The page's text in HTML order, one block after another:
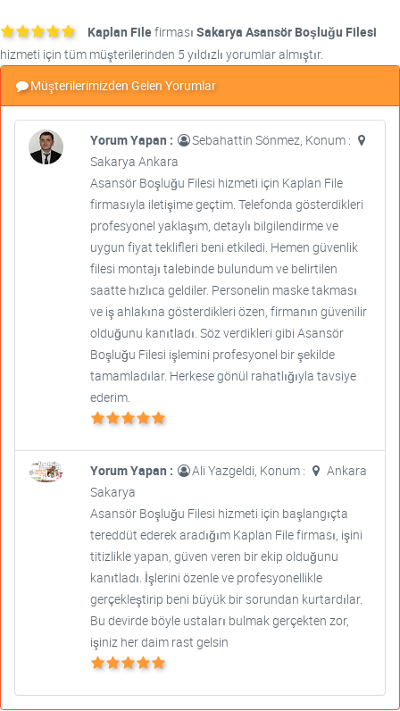
Kaplan Filefirması Sakarya Asansör Boşluğu Filesi
hizmeti için tüm müşterilerinden 5 yıldızlı yorumlar almıştır.
Müşterilerimizden Gelen Yorumlar
Yorum Yapan :
Sebahattin Sönmez, Konum :
Sakarya Ankara
Asansör Boşluğu Filesi hizmeti için Kaplan File
firmasıyla iletişime geçtim. Telefonda gösterdikleri
profesyonel yaklaşım, detaylı bilgilendirme ve
uygun fiyat teklifleri beni etkiledi. Hemen güvenlik
filesi montajı talebinde bulundum ve belirtilen
saatte hızlıca geldiler. Personelin maske takması
ve iş ahlakına gösterdikleri özen, firmanın güvenilir
olduğunu kanıtladı. Söz verdikleri gibi Asansör
Boşluğu Filesi işlemini profesyonel bir şekilde
tamamladılar. Herkese gönül rahatlığıyla tavsiye
ederim.
Yorum Yapan : Ali Yazgeldi, Konum :
Ankara
Sakarya
Asansör Boşluğu Filesi hizmeti için başlangıçta
tereddüt ederek aradığım Kaplan File firması, işini
titizlikle yapan, güven veren bir ekip olduğunu
kanıtladı. İşlerini özenle ve profesyonellikle
gerçekleştirip beni büyük bir sorundan kurtardılar.
Bu devirde böyle ustaları bulmak gerçekten zor,
işiniz her daim rast gelsin